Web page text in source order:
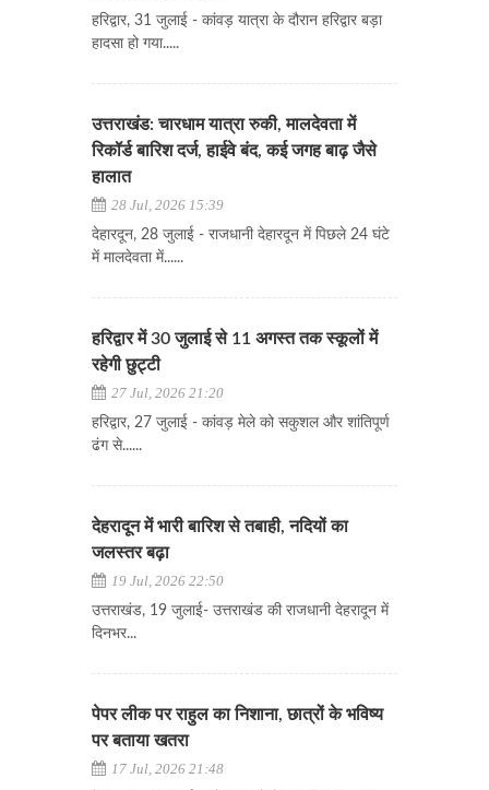
हरिद्वार, 31 जुलाई - कांवड़ यात्रा के दौरान हरिद्वार बड़ा
हादसा हो गया.....
उत्तराखंड: चारधाम यात्रा रुकी, मालदेवता में
रिकॉर्ड बारिश दर्ज, हाईवे बंद, कई जगह बाढ़ जैसे
हालात
28 Jul, 2026 15:39
देहारदून, 28 जुलाई - राजधानी देहारदून में पिछले 24 घंटे
में मालदेवता में......
हरिद्वार में 30 जुलाई से 11 अगस्त तक स्कूलों में
रहेगी छुट्टी
27 Jul, 2026 21:20
हरिद्वार, 27 जुलाई - कांवड़ मेले को सकुशल और शांतिपूर्ण
ढंग से......
देहरादून में भारी बारिश से तबाही, नदियों का
जलस्तर बढ़ा
19 Jul, 2026 22:50
उत्तराखंड, 19 जुलाई- उत्तराखंड की राजधानी देहरादून में
दिनभर...
पेपर लीक पर राहुल का निशाना, छात्रों के भविष्य
पर बताया खतरा
17 Jul, 2026 21:48